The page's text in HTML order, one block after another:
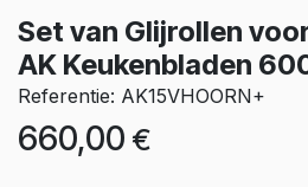
Set van Glijrollen
AK Keukenbladen
Referentie: AK15VHOORN+
660,00 €